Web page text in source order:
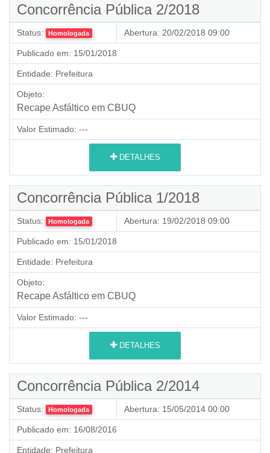
Concorrência Pública 2/2018
Status: Homologada Abertura: 20/02/2018 09:00
Publicado em: 15/01/2018
Entidade: Prefeitura
Objeto:
Recape Asfáltico em CBUQ
Valor Estimado: ---
DETALHES
Concorrência Pública 1/2018
Status: Homologada Abertura: 19/02/2018 09:00
Publicado em: 15/01/2018
Entidade: Prefeitura
Objeto:
Recape Asfáltico em CBUQ
Valor Estimado: ---
DETALHES
Concorrência Pública 2/2014
Status: Homologada Abertura: 15/05/2014 00:00
Publicado em: 16/08/2016
Entidade: Prefeitura